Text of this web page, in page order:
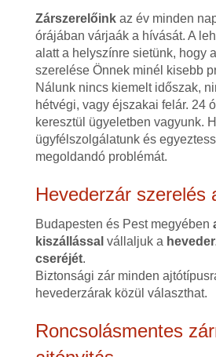
Zárszerelőinkaz év minden
órájában várjaák a hívását. A
alatt a helyszínre sietünk, hogy a
szerelése Önnek minél kisebb
Nálunk nincs kiemelt időszak,
hétvégi, vagy éjszakai felár. 24
keresztül ügyeletben vagyunk.
ügyfélszolgálatunk és
megoldandó problémát.
Hevederzár szerelés
Budapesten és Pest megyében
kiszállással vállaljuk a
cseréjét.
Biztonsági zár minden
hevederzárak közül választhat.
Roncsolásmentes